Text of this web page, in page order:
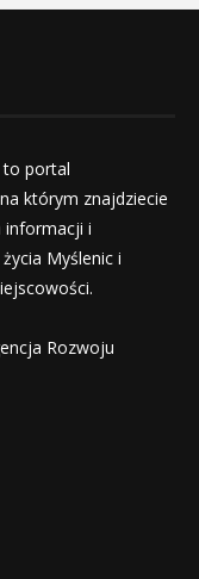
to portal
którym znajdziecie
informacji i
Myślenic i
Rozwoju